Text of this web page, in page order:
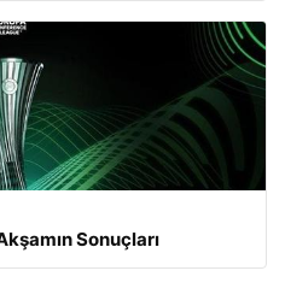
Sonuçları